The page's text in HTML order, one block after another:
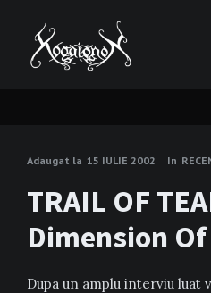
Adaugat la 15 IULIE 2002 In
TRAIL OF
Dimension
Dupa un amplu interviu luat